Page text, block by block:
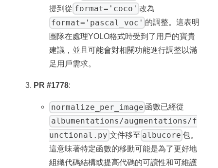
提到從 format='coco' 改為
format='pascal_voc' 的調整。這表明
團隊在處理YOLO格式時受到了用戶的寶貴
建議，並且可能會對相關功能進行調整以滿
足用戶需求。
PR #1778:
normalize_per_image 函數已經從
albumentations/augmentations/f
unctional.py 文件移至 albucore 包。
這意味著特定函數的移動可能是為了更好地
組織代碼結構或提高代碼的可讀性和可維護